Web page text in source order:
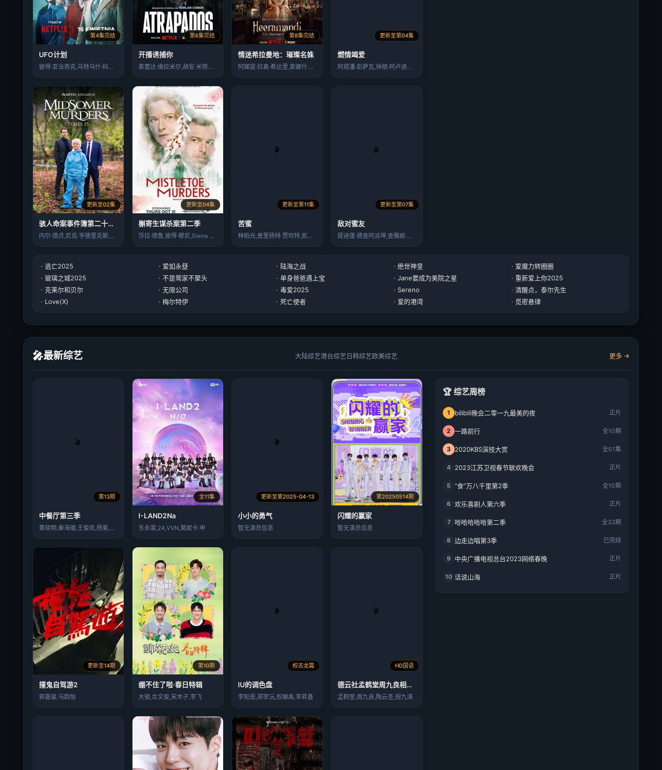
第4集完结
UFO计划
彼得·亚当奇克,马特乌什·科希丘凯维奇
第6集完结
开播诱捕你
索蕾达·维拉米尔,胡安·米努欣,阿尔维托…
第8集完结
情迷希拉曼地：璀璨名姝
阿娣提·拉奥·希达里,索娜什·辛哈,玛尼…
更新至第04集
燃情竭爱
阿塔潘·彭萨瓦,钟朋·阿卢迪吉朋
更新至02集
骇人命案事件簿第二十五季
内尔·德贞,尼克·亨德里克斯,安妮特·白…
更新至04集
槲寄生谋杀案第二季
莎拉·德鲁,彼得·穆尼,Sierra M…
更新至第11集
苦蜜
林柏光,普里扬特·贾坎特,凯瑟娅·英利
更新至第07集
敌对蜜友
提迪蓬·德查阿派坤,查雅妮·臣姗卡维
· 逃亡2025 · 爱如永昼 · 陆海之战 · 绝世神皇
· 爱魔力转圈圈
· 玻璃之城2025
· 不是鸳家不聚头 · 单身爸爸遇上宝 · Jane要成为美院之星
· 重新爱上你2025
· 克莱尔和贝尔
· 无限公司 · 毒爱2025 · Sereno
· 清醒点，泰尔先生
· Love(X)
· 梅尔特伊 · 死亡使者 · 爱的港湾 · 觅密悬律
🎤最新综艺 大陆综艺港台综艺日韩综艺欧美综艺 更多 →
第13期
中餐厅第三季
黄晓明,秦海璐,王俊凯,杨紫,林述巍
全11集
I-LAND2Na
东永裴,24,VVN,莫妮卡·申
更新至第2025-04-13
小小的勇气
暂无演员信息
第20250514期
闪耀的赢家​
暂无演员信息
更新至14期
撞鬼自驾游2
郭嘉骏,马韵怡
第10期
绷不住了啦·春日特辑
大锁,合文俊,宋木子,李飞
权志龙篇
IU的调色盘
李知恩,郑宰沅,权爀禹,李昇基
HD国语
德云社孟鹤堂周九良相声专场青岛站
孟鹤堂,周九良,陶云圣,倪九涛
🏆 综艺周榜
1 bilibili晚会二零一九最美的夜 正片
2 一路前行 全10期
3 2020KBS演技大赏 全01集
4 2023江苏卫视春节联欢晚会 正片
5 “食”万八千里第2季 全10期
6 欢乐喜剧人第六季 正片
7 哈哈哈哈哈第二季 全32期
8 边走边唱第3季 已完结
9 中央广播电视总台2023网络春晚 正片
10 话说山海 正片